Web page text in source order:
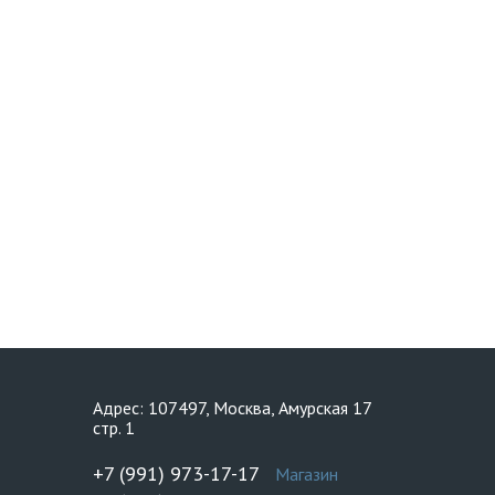
Адрес: 107497, Москва, Амурская 17
стр. 1
+7 (991) 973-17-17 Магазин